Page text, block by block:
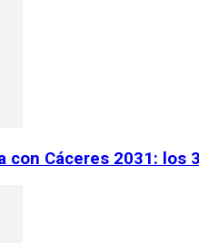
con Cáceres 2031: los